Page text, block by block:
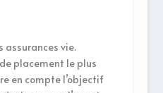
assurances vie.
placement le plus
en compte l’objectif